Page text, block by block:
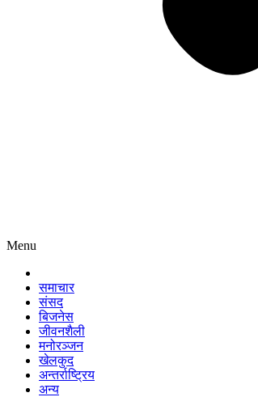
Menu
समाचार
संसद
बिजनेस
जीवनशैली
मनोरञ्जन
खेलकुद
अन्तर्राष्ट्रिय
अन्य